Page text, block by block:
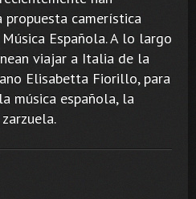
camerística
Española. A lo largo
viajar a Italia de la
Elisabetta Fiorillo, para
música española, la